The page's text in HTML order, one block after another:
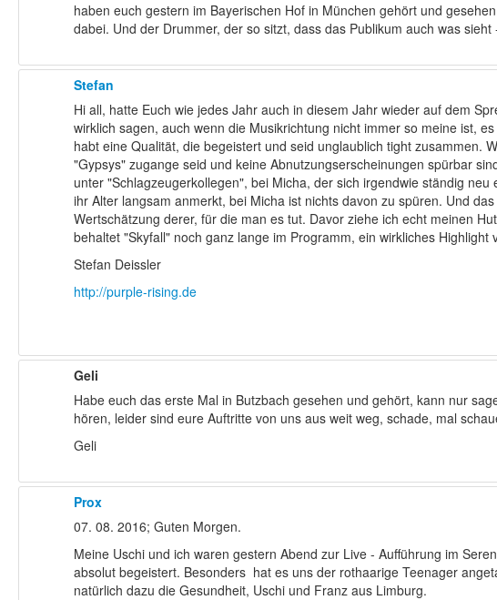
haben euch gestern im Bayerischen Hof in München gehört und
dabei. Und der Drummer, der so sitzt, dass das Publikum auch was
Stefan
Hi all, hatte Euch wie jedes Jahr auch in diesem Jahr wieder auf dem
wirklich sagen, auch wenn die Musikrichtung nicht immer so meine ist,
habt eine Qualität, die begeistert und seid unglaublich tight zusammen.
"Gypsys" zugange seid und keine Abnutzungserscheinungen spürbar
unter "Schlagzeugerkollegen", bei Micha, der sich irgendwie ständig
ihr Alter langsam anmerkt, bei Micha ist nichts davon zu spüren. Und
Wertschätzung derer, für die man es tut. Davor ziehe ich echt meinen
behaltet "Skyfall" noch ganz lange im Programm, ein wirkliches
Stefan Deissler
http://purple-rising.de
Geli
Habe euch das erste Mal in Butzbach gesehen und gehört, kann nur
hören, leider sind eure Auftritte von uns aus weit weg, schade, mal
Geli
Prox
07. 08. 2016; Guten Morgen.
Meine Uschi und ich waren gestern Abend zur Live - Aufführung im
absolut begeistert. Besonders hat es uns der rothaarige Teenager
natürlich dazu die Gesundheit, Uschi und Franz aus Limburg.